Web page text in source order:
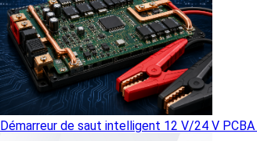
Démarreur de saut intelligent 12 V/24 V